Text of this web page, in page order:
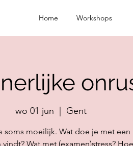
Home Workshops
wo 01 jun
  |
Gent
soms moeilijk. Wat doe je met een
Wat met (examen)stress?